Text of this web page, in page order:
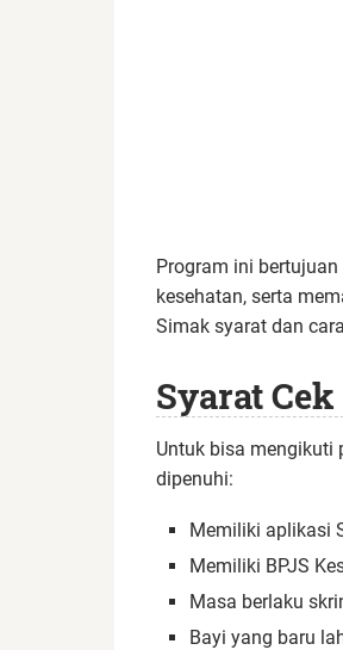
Program ini
kesehatan, serta
Simak syarat dan
Syarat
Untuk bisa mengikuti
dipenuhi:
Memiliki aplikasi
Memiliki BPJS
Masa berlaku
Bayi yang baru